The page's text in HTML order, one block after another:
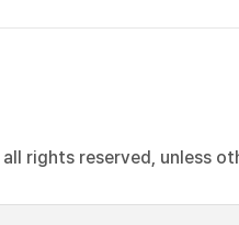
rights reserved, unless